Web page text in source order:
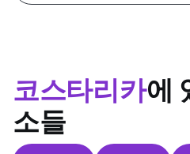
코스타리카에
소들